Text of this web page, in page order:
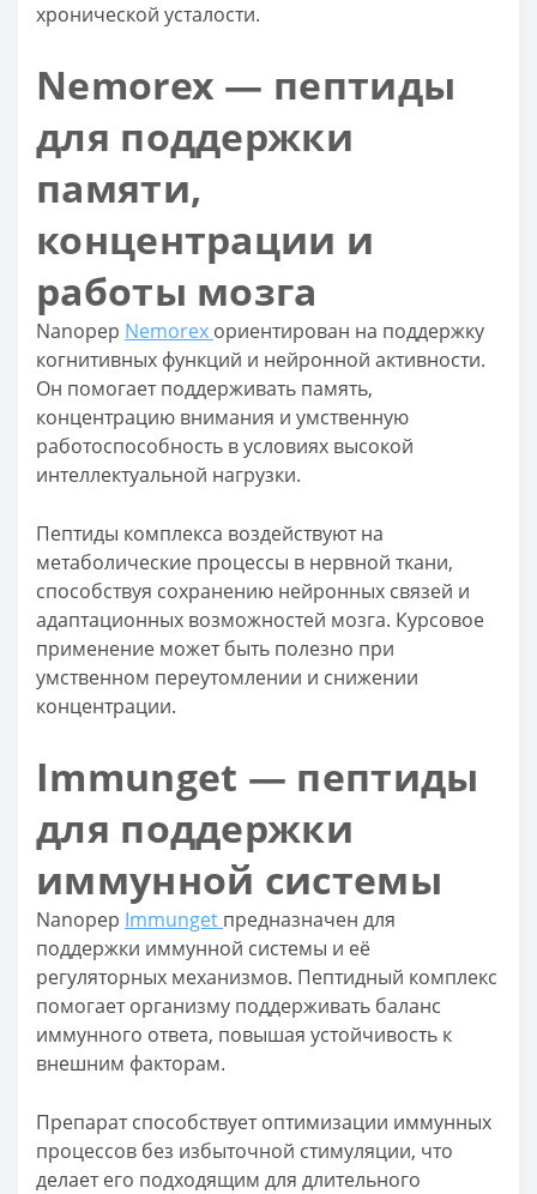
хронической усталости.
Nemorex — пептиды
для поддержки
памяти,
концентрации и
работы мозга
Nanopep Nemorex ориентирован на поддержку
когнитивных функций и нейронной активности.
Он помогает поддерживать память,
концентрацию внимания и умственную
работоспособность в условиях высокой
интеллектуальной нагрузки.
Пептиды комплекса воздействуют на
метаболические процессы в нервной ткани,
способствуя сохранению нейронных связей и
адаптационных возможностей мозга. Курсовое
применение может быть полезно при
умственном переутомлении и снижении
концентрации.
Immunget — пептиды
для поддержки
иммунной системы
Nanopep Immunget предназначен для
поддержки иммунной системы и её
регуляторных механизмов. Пептидный комплекс
помогает организму поддерживать баланс
иммунного ответа, повышая устойчивость к
внешним факторам.
Препарат способствует оптимизации иммунных
процессов без избыточной стимуляции, что
делает его подходящим для длительного